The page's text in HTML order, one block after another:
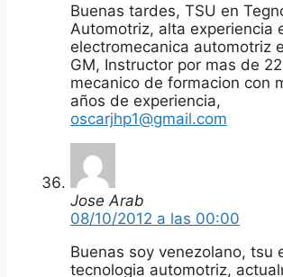
Buenas tardes, TSU en
Automotriz, alta experiencia
electromecanica automotriz
GM, Instructor por mas de
mecanico de formacion con
años de experiencia,
oscarjhp1@gmail.com
Jose Arab
08/10/2012 a las 00:00
Buenas soy venezolano, tsu
tecnologia automotriz,